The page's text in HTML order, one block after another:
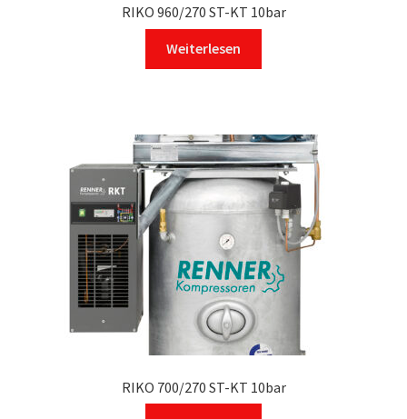
RIKO 960/270 ST-KT 10bar
Weiterlesen
RIKO 700/270 ST-KT 10bar